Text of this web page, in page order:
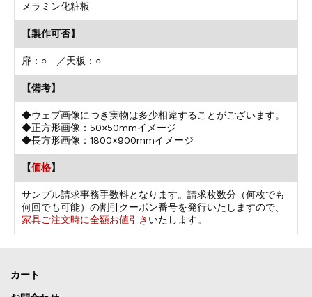
メラミン化粧板
【製作可否】
扉：○ ／天板：○
【備考】
◆ウェブ画像につき実物は多少相違することがございます。
◆正方形画像：50×50mmイメージ
◆長方形画像：1800×900mmイメージ
【価格】
サンプル請求事務手数料となります。請求枚数分（何枚でも
何回でも可能）の割引クーポン番号を発行いたしますので、
家具ご注文時に全額お値引き いたします。
カート